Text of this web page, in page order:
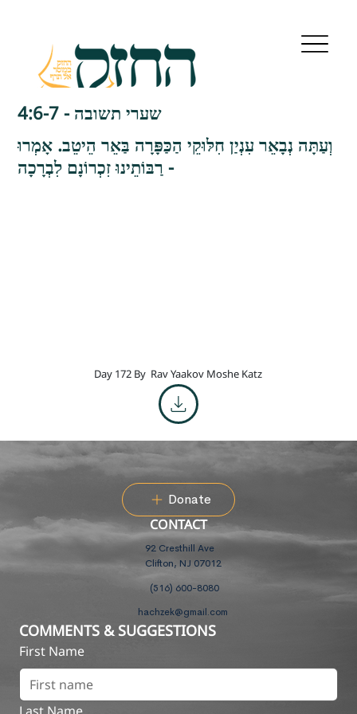
שערי תשובה - 4:6-7
וְעַתָּה נְבָאֵר עִנְיַן חִלּוּקֵי הַכַּפָּרָה בַּאֵר הֵיטֵב. אָמְרוּ
רַבּוֹתֵינוּ זִכְרוֹנָם לִבְרָכָה -
Day 172 By Rav Yaakov Moshe Katz
Donate
CONTACT
92 Cresthill Ave
Clifton, NJ 07012
(516) 600-8080
hachzek@gmail.com
COMMENTS & SUGGESTIONS
First Name